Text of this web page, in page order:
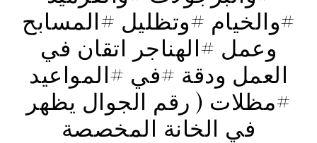
#والخيام #وتظليل #المسابح
وعمل #الهناجر اتقان في
العمل ودقة #في #المواعيد
#مظلات ( رقم الجوال يظهر
في الخانة المخصصة